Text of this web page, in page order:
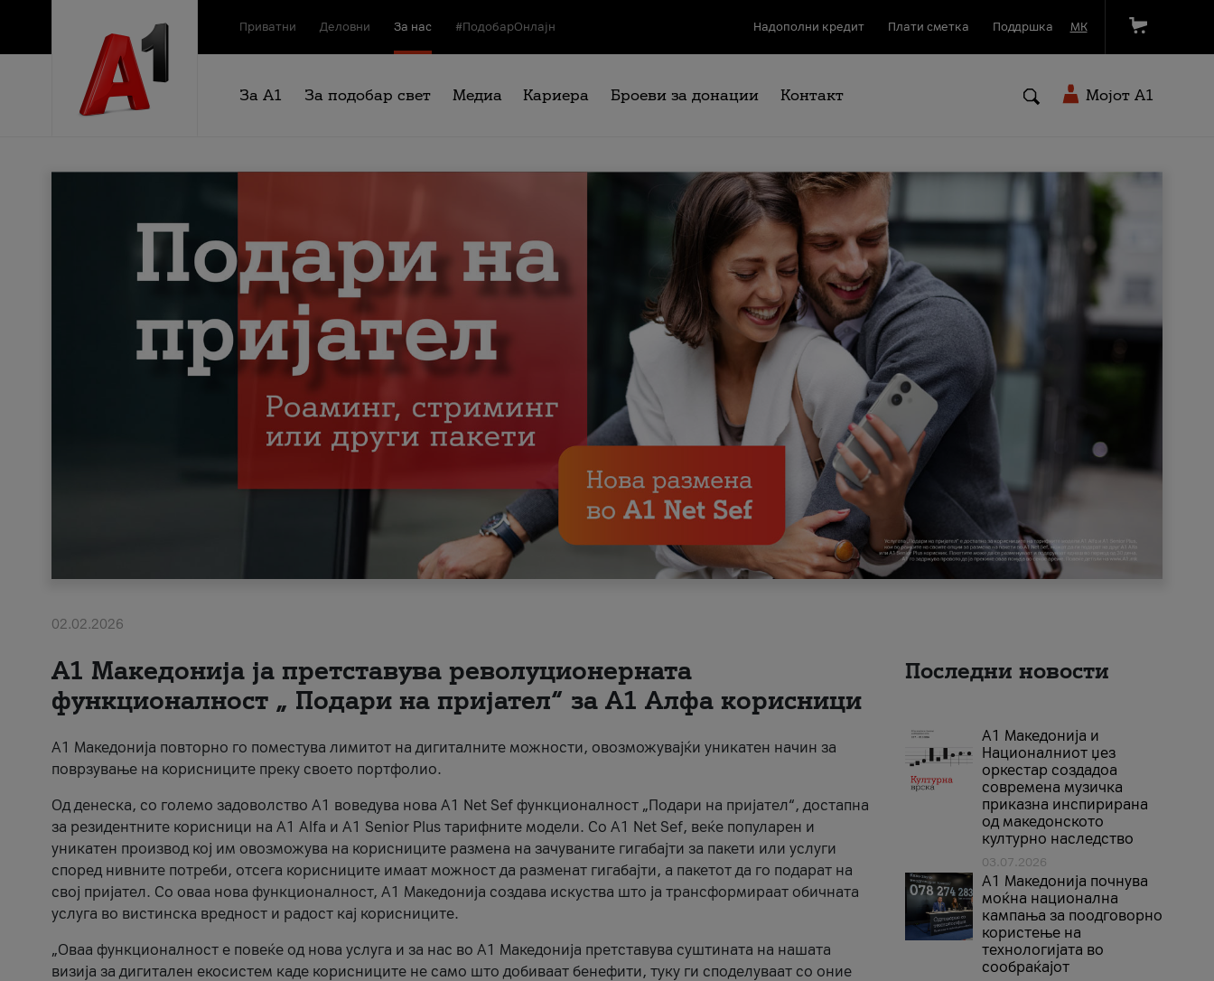
Приватни Деловни За нас #ПодобарОнлајн Надополни кредит Плати сметка Поддршка МК
За А1 За подобар свет Медиа Кариера Броеви за донации Контакт Мојот A1
02.02.2026
А1 Македонија ја претставува револуционерната
функционалност „ Подари на пријател“ за А1 Алфа корисници
А1 Македонија повторно го поместува лимитот на дигиталните можности, овозможувајќи уникатен начин за
поврзување на корисниците преку своето портфолио.
Од денеска, со големо задоволство А1 воведува нова A1 Net Sef функционалност „Подари на пријател“, достапна
за резидентните корисници на А1 Alfa и A1 Senior Plus тарифните модели. Со A1 Net Sef, веќе популарен и
уникатен производ кој им овозможува на корисниците размена на зачуваните гигабајти за пакети или услуги
според нивните потреби, отсега корисниците имаат можност да разменат гигабајти, а пакетот да го подарат на
свој пријател. Со оваа нова функционалност, А1 Македонија создава искуства што ја трансформираат обичната
услуга во вистинска вредност и радост кај корисниците.
„Оваа функционалност е повеќе од нова услуга и за нас во А1 Македонија претставува суштината на нашата
визија за дигитален екосистем каде корисниците не само што добиваат бенефити, туку ги споделуваат со оние
Последни новости
А1 Македонија и
Националниот џез
оркестар создадоа
современа музичка
приказна инспирирана
од македонското
културно наследство
03.07.2026
A1 Македонија почнува
моќна национална
кампања за поодговорно
користење на
технологијата во
сообраќајот